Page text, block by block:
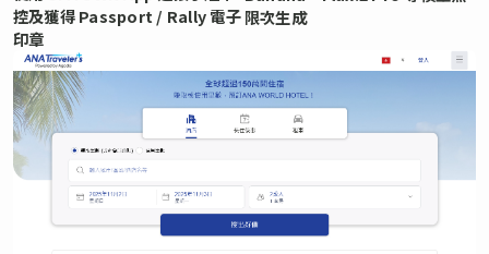
控及獲得 Passport / Rally 電子
印章
限次生成